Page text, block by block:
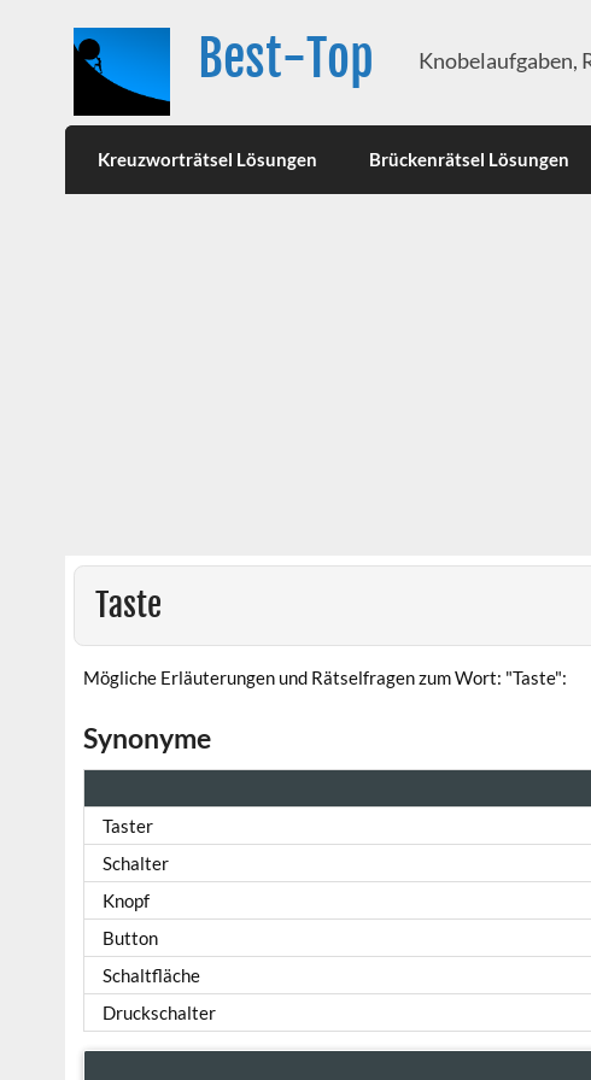
Best-Top Knobelaufgaben,
Kreuzworträtsel Lösungen Brückenrätsel Lösungen
Taste
Mögliche Erläuterungen und Rätselfragen zum Wort: "Taste":
Synonyme
Taster
Schalter
Knopf
Button
Schaltfläche
Druckschalter